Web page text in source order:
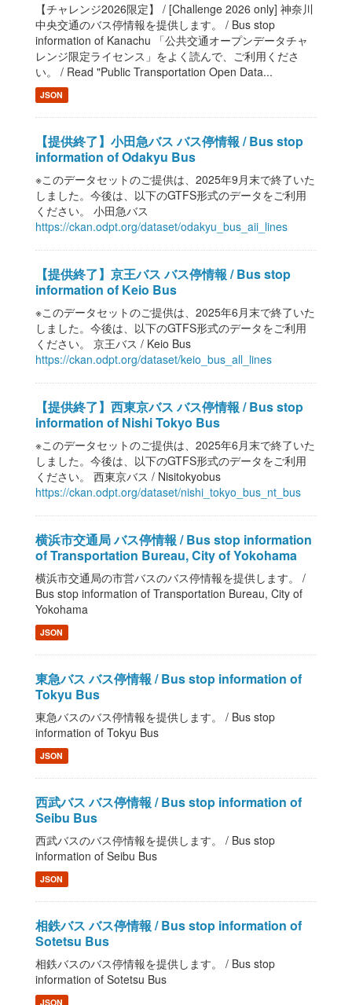
【チャレンジ2026限定】 / [Challenge 2026 only] 神奈川
中央交通のバス停情報を提供します。 / Bus stop
information of Kanachu 「公共交通オープンデータチャ
レンジ限定ライセンス」をよく読んで、ご利用くださ
い。 / Read "Public Transportation Open Data...
JSON
【提供終了】小田急バス バス停情報 / Bus stop
information of Odakyu Bus
※このデータセットのご提供は、2025年9月末で終了いた
しました。今後は、以下のGTFS形式のデータをご利用
ください。 小田急バス
https://ckan.odpt.org/dataset/odakyu_bus_aii_lines
【提供終了】京王バス バス停情報 / Bus stop
information of Keio Bus
※このデータセットのご提供は、2025年6月末で終了いた
しました。今後は、以下のGTFS形式のデータをご利用
ください。 京王バス / Keio Bus
https://ckan.odpt.org/dataset/keio_bus_all_lines
【提供終了】西東京バス バス停情報 / Bus stop
information of Nishi Tokyo Bus
※このデータセットのご提供は、2025年6月末で終了いた
しました。今後は、以下のGTFS形式のデータをご利用
ください。 西東京バス / Nisitokyobus
https://ckan.odpt.org/dataset/nishi_tokyo_bus_nt_bus
横浜市交通局 バス停情報 / Bus stop information
of Transportation Bureau, City of Yokohama
横浜市交通局の市営バスのバス停情報を提供します。 /
Bus stop information of Transportation Bureau, City of
Yokohama
JSON
東急バス バス停情報 / Bus stop information of
Tokyu Bus
東急バスのバス停情報を提供します。 / Bus stop
information of Tokyu Bus
JSON
西武バス バス停情報 / Bus stop information of
Seibu Bus
西武バスのバス停情報を提供します。 / Bus stop
information of Seibu Bus
JSON
相鉄バス バス停情報 / Bus stop information of
Sotetsu Bus
相鉄バスのバス停情報を提供します。 / Bus stop
information of Sotetsu Bus
JSON